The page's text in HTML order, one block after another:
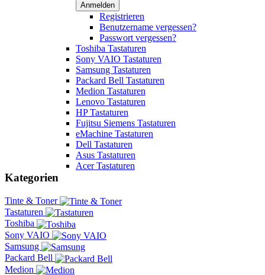
Anmelden
Registrieren
Benutzername vergessen?
Passwort vergessen?
Toshiba Tastaturen
Sony VAIO Tastaturen
Samsung Tastaturen
Packard Bell Tastaturen
Medion Tastaturen
Lenovo Tastaturen
HP Tastaturen
Fujitsu Siemens Tastaturen
eMachine Tastaturen
Dell Tastaturen
Asus Tastaturen
Acer Tastaturen
Kategorien
Tinte & Toner
Tastaturen
Toshiba
Sony VAIO
Samsung
Packard Bell
Medion